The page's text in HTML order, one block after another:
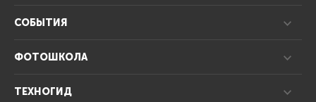
СОБЫТИЯ
ФОТОШКОЛА
ТЕХНОГИД